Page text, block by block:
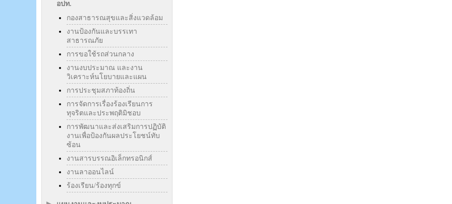
อปท.
กองสาธารณสุขและสิ่งแวดล้อม
งานป้องกันและบรรเทา
สาธารณภัย
การขอใช้รถส่วนกลาง
งานงบประมาณ และงาน
วิเคราะห์นโยบายและแผน
การประชุมสภาท้องถิ่น
การจัดการเรื่องร้องเรียนการ
ทุจริตและประพฤติมิชอบ
การพัฒนาและส่งเสริมการปฏิบัติ
งานเพื่อป้องกันผลประโยชน์ทับ
ซ้อน
งานสารบรรณอิเล็กทรอนิกส์
งานลาออนไลน์
ร้องเรียน/ร้องทุกข์